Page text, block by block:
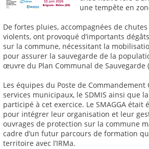
une tempête en
De fortes pluies, accompagnées de
violents, ont provoqué d’importants
sur la commune, nécessitant la
pour assurer la sauvegarde de la
œuvre du Plan Communal de Sauvegarde
Les équipes du Poste de Commandement
services municipaux, le SDMIS ainsi que
participé à cet exercice. Le SMAGGA était
pour intégrer leur organisation et leur
ouvrages de protection sur la commune
cadre d’un futur parcours de formation
territoire avec l’IRMa.